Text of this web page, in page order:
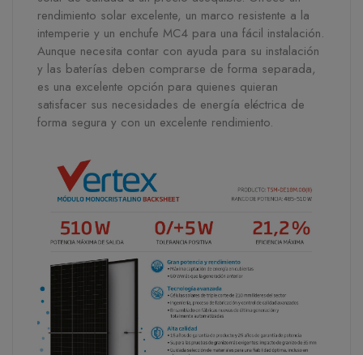
rendimiento solar excelente, un marco resistente a la
intemperie y un enchufe MC4 para una fácil instalación.
Aunque necesita contar con ayuda para su instalación
y las baterías deben comprarse de forma separada,
es una excelente opción para quienes quieran
satisfacer sus necesidades de energía eléctrica de
forma segura y con un excelente rendimiento.